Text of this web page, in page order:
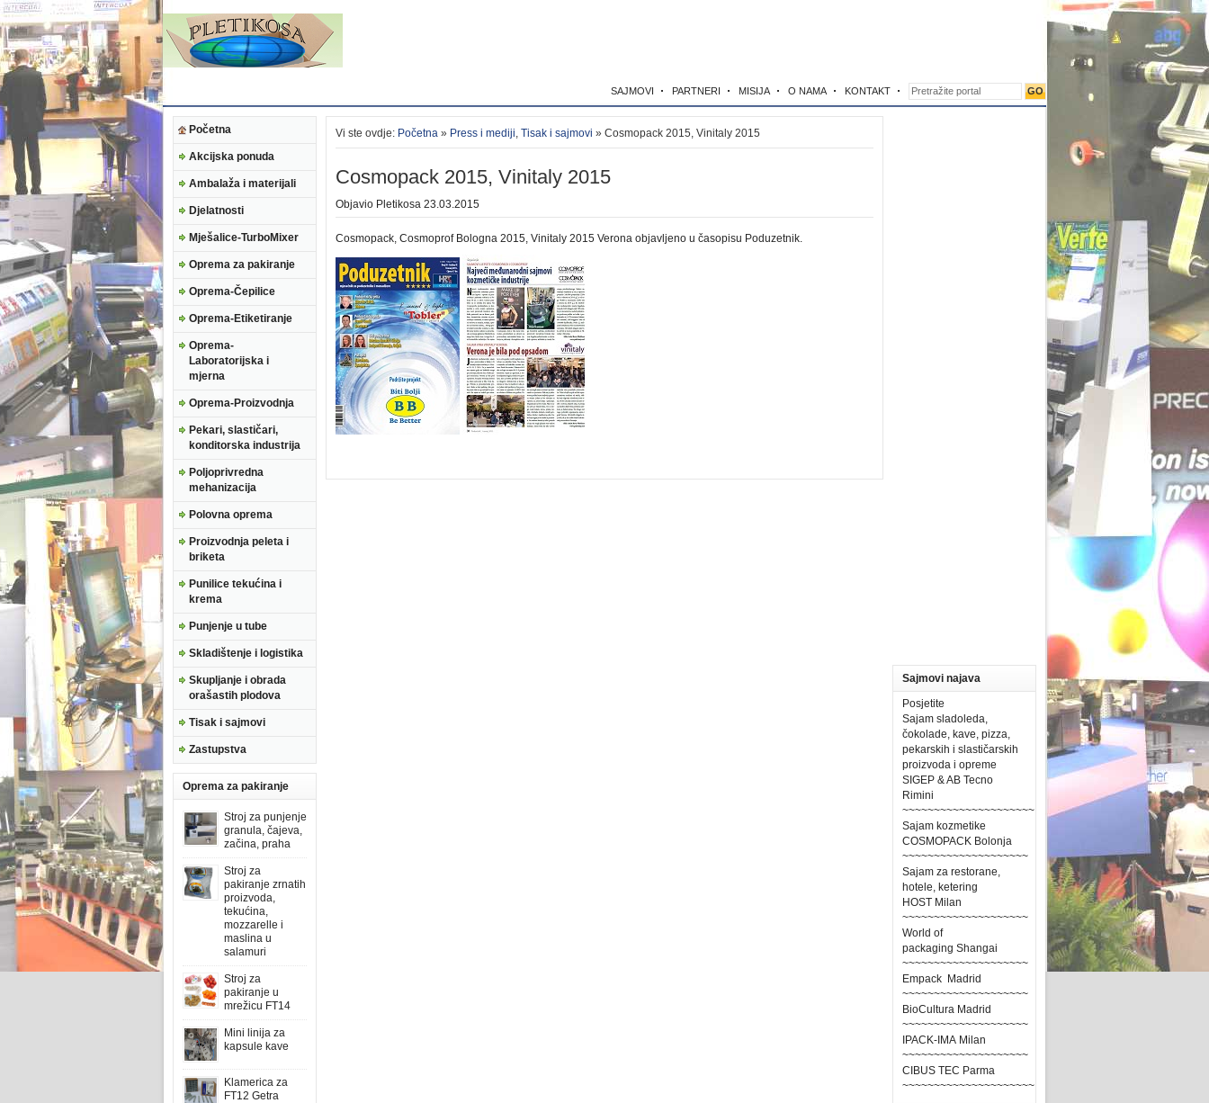
SAJMOVI PARTNERI MISIJA O NAMA KONTAKT
Početna
Akcijska ponuda
Ambalaža i materijali
Djelatnosti
Mješalice-TurboMixer
Oprema za pakiranje
Oprema-Čepilice
Oprema-Etiketiranje
Oprema-
Laboratorijska i
mjerna
Oprema-Proizvodnja
Pekari, slastičari,
konditorska industrija
Poljoprivredna
mehanizacija
Polovna oprema
Proizvodnja peleta i
briketa
Punilice tekućina i
krema
Punjenje u tube
Skladištenje i logistika
Skupljanje i obrada
orašastih plodova
Tisak i sajmovi
Zastupstva
Oprema za pakiranje
Stroj za punjenje
granula, čajeva,
začina, praha
Stroj za
pakiranje zrnatih
proizvoda,
tekućina,
mozzarelle i
maslina u
salamuri
Stroj za
pakiranje u
mrežicu FT14
Mini linija za
kapsule kave
Klamerica za
FT12 Getra
Vi ste ovdje: Početna » Press i mediji, Tisak i sajmovi » Cosmopack 2015, Vinitaly 2015
Cosmopack 2015, Vinitaly 2015
Objavio Pletikosa 23.03.2015
Cosmopack, Cosmoprof Bologna 2015, Vinitaly 2015 Verona objavljeno u časopisu Poduzetnik.
Sajmovi najava
Posjetite
Sajam sladoleda,
čokolade, kave, pizza,
pekarskih i slastičarskih
proizvoda i opreme
SIGEP & AB Tecno
Rimini
~~~~~~~~~~~~~~~~~~~~~
Sajam kozmetike
COSMOPACK Bolonja
~~~~~~~~~~~~~~~~~~~~
Sajam za restorane,
hotele, ketering
HOST Milan
~~~~~~~~~~~~~~~~~~~~
World of
packaging Shangai
~~~~~~~~~~~~~~~~~~~~
Empack Madrid
~~~~~~~~~~~~~~~~~~~~
BioCultura Madrid
~~~~~~~~~~~~~~~~~~~~
IPACK-IMA Milan
~~~~~~~~~~~~~~~~~~~~
CIBUS TEC Parma
~~~~~~~~~~~~~~~~~~~~~